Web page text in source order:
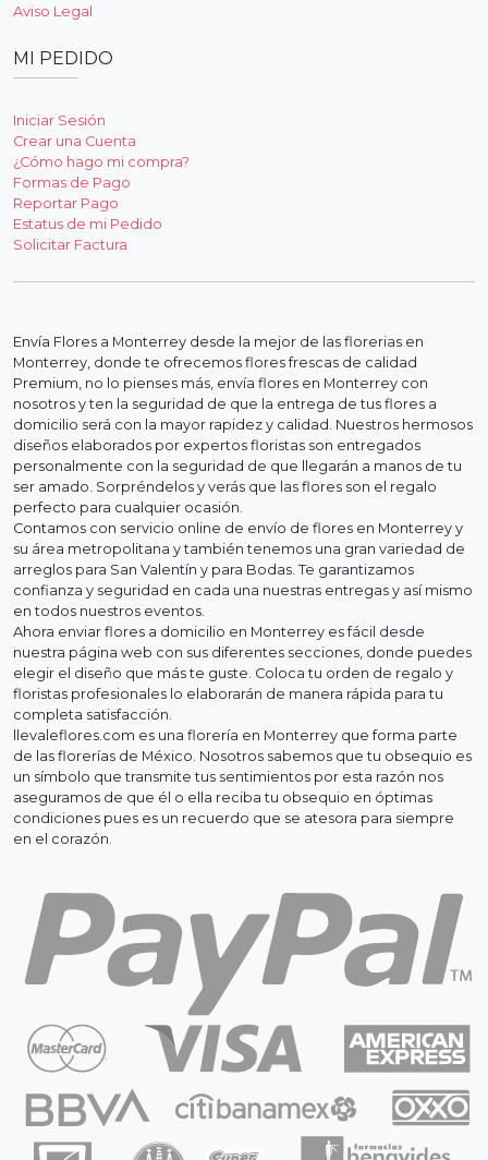
Aviso Legal
MI PEDIDO
Iniciar Sesión
Crear una Cuenta
¿Cómo hago mi compra?
Formas de Pago
Reportar Pago
Estatus de mi Pedido
Solicitar Factura
Envía Flores a Monterrey desde la mejor de las florerias en
Monterrey, donde te ofrecemos flores frescas de calidad
Premium, no lo pienses más, envía flores en Monterrey con
nosotros y ten la seguridad de que la entrega de tus flores a
domicilio será con la mayor rapidez y calidad. Nuestros hermosos
diseños elaborados por expertos floristas son entregados
personalmente con la seguridad de que llegarán a manos de tu
ser amado. Sorpréndelos y verás que las flores son el regalo
perfecto para cualquier ocasión.
Contamos con servicio online de envío de flores en Monterrey y
su área metropolitana y también tenemos una gran variedad de
arreglos para San Valentín y para Bodas. Te garantizamos
confianza y seguridad en cada una nuestras entregas y así mismo
en todos nuestros eventos.
Ahora enviar flores a domicilio en Monterrey es fácil desde
nuestra página web con sus diferentes secciones, donde puedes
elegir el diseño que más te guste. Coloca tu orden de regalo y
floristas profesionales lo elaborarán de manera rápida para tu
completa satisfacción.
llevaleflores.com es una florería en Monterrey que forma parte
de las florerías de México. Nosotros sabemos que tu obsequio es
un símbolo que transmite tus sentimientos por esta razón nos
aseguramos de que él o ella reciba tu obsequio en óptimas
condiciones pues es un recuerdo que se atesora para siempre
en el corazón.